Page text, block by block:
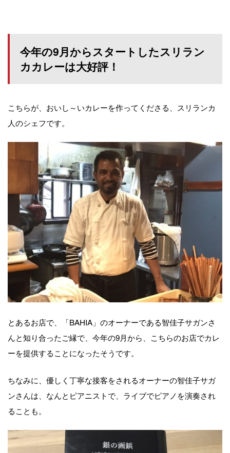
今年の9月からスタートしたスリラン
カカレーは大好評！
こちらが、おいし～いカレーを作ってくださる、スリランカ
人のシェフです。
とあるお店で、「BAHIA」のオーナーである智佳子サガンさ
んと知り合ったご縁で、今年の9月から、こちらのお店でカレ
ーを提供することになったそうです。
ちなみに、優しく丁寧な接客をされるオーナーの智佳子サガ
ンさんは、なんとピアニストで、ライブでピアノを演奏され
ることも。